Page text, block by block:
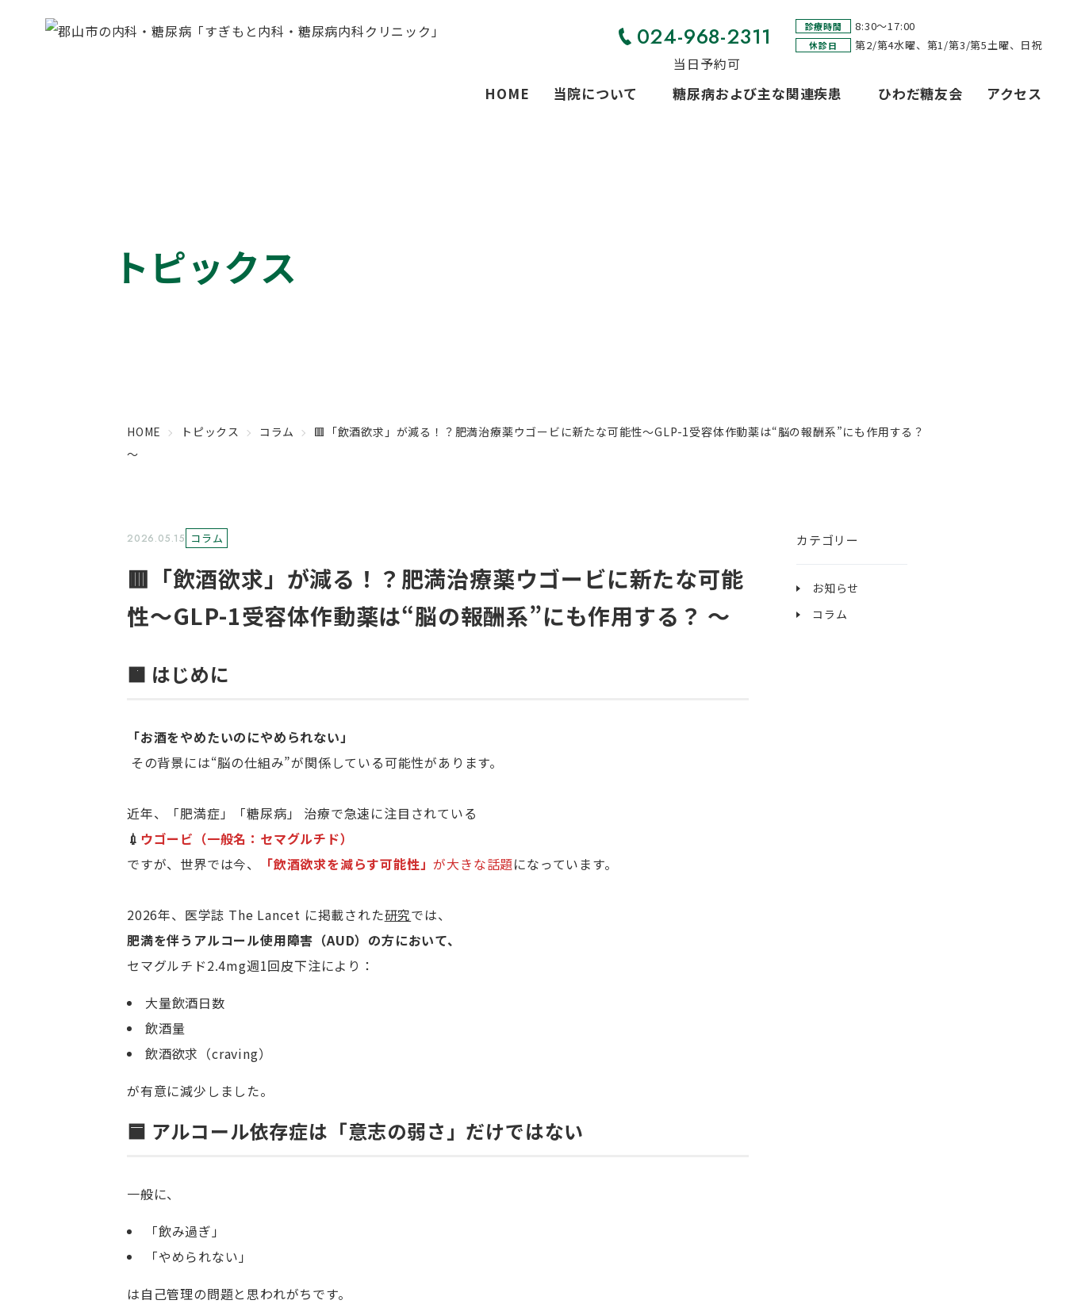
024-968-2311
当日予約可
診療時間 8:30～17:00
休診日 第2/第4水曜、第1/第3/第5土曜、日祝
HOME 当院について 糖尿病および主な関連疾患 ひわだ糖友会 アクセス
トピックス
HOME トピックス コラム
🟥「飲酒欲求」が減る！？肥満治療薬ウゴービに新たな可能性～GLP-1受容体作動薬は“脳の報酬系”にも作用する？
～
カテゴリー
お知らせ
コラム
2026.05.15 コラム
🟥「飲酒欲求」が減る！？肥満治療薬ウゴービに新たな可能
性～GLP-1受容体作動薬は“脳の報酬系”にも作用する？ ～
🟧 はじめに
「お酒をやめたいのにやめられない」
その背景には“脳の仕組み”が関係している可能性があります。
近年、「肥満症」「糖尿病」 治療で急速に注目されている
💉 ウゴービ（一般名：セマグルチド）
ですが、世界では今、
「飲酒欲求を減らす可能性」が大きな話題になっています。
2026年、医学誌 The Lancet に掲載された研究では、
肥満を伴うアルコール使用障害（AUD）の方において、
セマグルチド2.4mg週1回皮下注により：
大量飲酒日数
飲酒量
飲酒欲求（craving）
が有意に減少しました。
🟦 アルコール依存症は「意志の弱さ」だけではない
一般に、
「飲み過ぎ」
「やめられない」
は自己管理の問題と思われがちです。